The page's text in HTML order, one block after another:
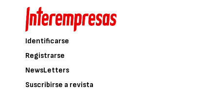
Identificarse
Registrarse
NewsLetters
Suscribirse a revista